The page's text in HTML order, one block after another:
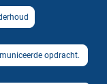
opdracht.